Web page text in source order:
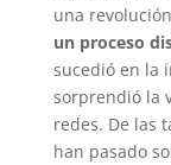
una
un proceso
sucedió en la
sorprendió la
redes. De las
han pasado